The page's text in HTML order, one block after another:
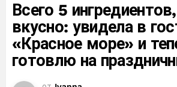
Всего 5
вкусно: увидела в
«Красное море» и
готовлю на